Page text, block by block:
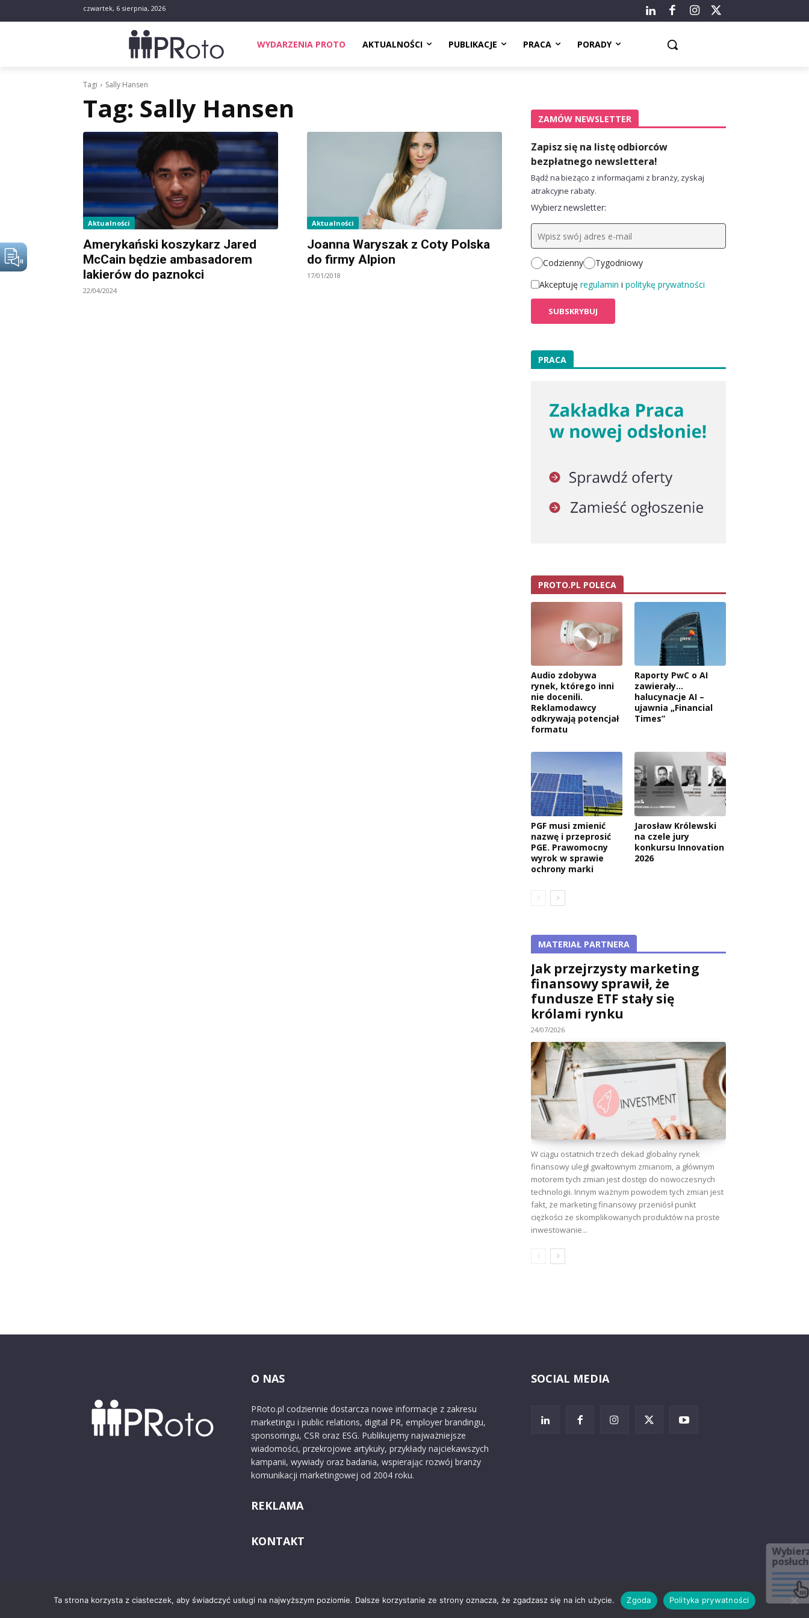
czwartek, 6 sierpnia, 2026
WYDARZENIA PROTO AKTUALNOŚCI PUBLIKACJE PRACA PORADY
Tagi Sally Hansen
Tag: Sally Hansen
Aktualności
Amerykański koszykarz Jared
McCain będzie ambasadorem
lakierów do paznokci
22/04/2024
Aktualności
Joanna Waryszak z Coty Polska
do firmy Alpion
17/01/2018
ZAMÓW NEWSLETTER
Zapisz się na listę odbiorców
bezpłatnego newslettera!
Bądź na bieżąco z informacjami z branży, zyskaj
atrakcyjne rabaty.
Wybierz newsletter:
Codzienny
Tygodniowy
Akceptuję regulamin i politykę prywatności
PRACA
PROTO.PL POLECA
Audio zdobywa
rynek, którego inni
nie docenili.
Reklamodawcy
odkrywają potencjał
formatu
Raporty PwC o AI
zawierały…
halucynacje AI –
ujawnia „Financial
Times”
PGF musi zmienić
nazwę i przeprosić
PGE. Prawomocny
wyrok w sprawie
ochrony marki
Jarosław Królewski
na czele jury
konkursu Innovation
2026
MATERIAŁ PARTNERA
Jak przejrzysty marketing
finansowy sprawił, że
fundusze ETF stały się
królami rynku
24/07/2026
W ciągu ostatnich trzech dekad globalny rynek
finansowy uległ gwałtownym zmianom, a głównym
motorem tych zmian jest dostęp do nowoczesnych
technologii. Innym ważnym powodem tych zmian jest
fakt, że marketing finansowy przeniósł punkt
ciężkości ze skomplikowanych produktów na proste
inwestowanie...
O NAS
PRoto.pl codziennie dostarcza nowe informacje z zakresu
marketingu i public relations, digital PR, employer brandingu,
sponsoringu, CSR oraz ESG. Publikujemy najważniejsze
wiadomości, przekrojowe artykuły, przykłady najciekawszych
kampanii, wywiady oraz badania, wspierając rozwój branży
komunikacji marketingowej od 2004 roku.
REKLAMA
KONTAKT
SOCIAL MEDIA
© 2024 PRoto.pl O nas Reklama Zastrzeżenia prawne
Ta strona korzysta z ciasteczek, aby świadczyć usługi na najwyższym poziomie. Dalsze korzystanie ze strony oznacza, że zgadzasz się na ich użycie. Zgoda Polityka prywatności